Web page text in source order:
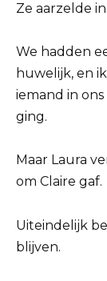
Ze aarzelde
We hadden
huwelijk, en
iemand in
ging.
Maar Laura
om Claire gaf.
Uiteindelijk
blijven.